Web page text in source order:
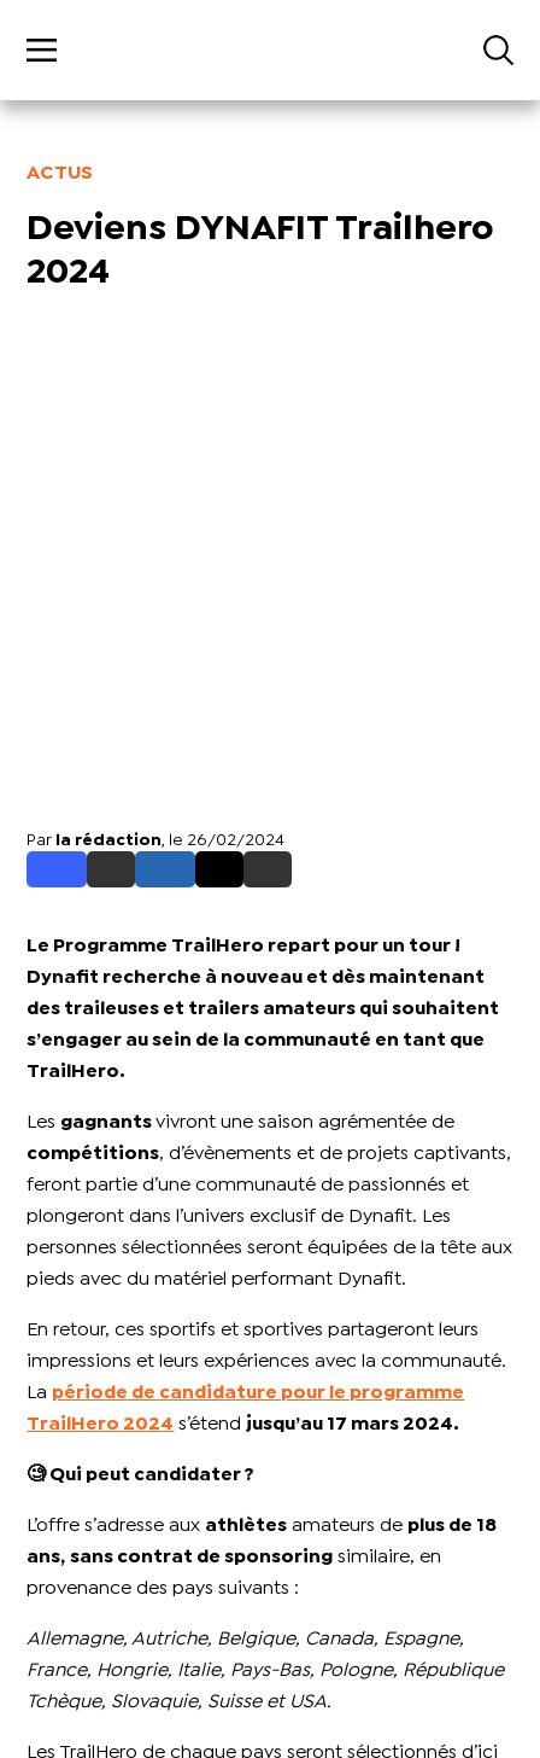
ACTUS
Deviens DYNAFIT Trailhero
2024
Par la rédaction , le 26/02/2024
Le Programme TrailHero repart pour un tour !
Dynafit recherche à nouveau et dès maintenant
des traileuses et trailers amateurs qui souhaitent
s’engager au sein de la communauté en tant que
TrailHero.
Les gagnants vivront une saison agrémentée de
compétitions, d’évènements et de projets captivants,
feront partie d’une communauté de passionnés et
plongeront dans l’univers exclusif de Dynafit. Les
personnes sélectionnées seront équipées de la tête aux
pieds avec du matériel performant Dynafit.
En retour, ces sportifs et sportives partageront leurs
impressions et leurs expériences avec la communauté.
La période de candidature pour le programme
TrailHero 2024 s’étend jusqu’au 17 mars 2024.
🧐 Qui peut candidater ?
L’offre s’adresse aux athlètes amateurs de plus de 18
ans, sans contrat de sponsoring similaire, en
provenance des pays suivants :
Allemagne, Autriche, Belgique, Canada, Espagne,
France, Hongrie, Italie, Pays-Bas, Pologne, République
Tchèque, Slovaquie, Suisse et USA.
Les TrailHero de chaque pays seront sélectionnés d’ici